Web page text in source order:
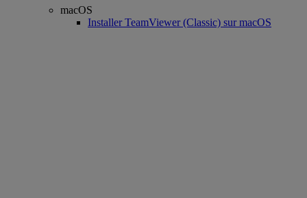
macOS
Installer TeamViewer (Classic) sur macOS